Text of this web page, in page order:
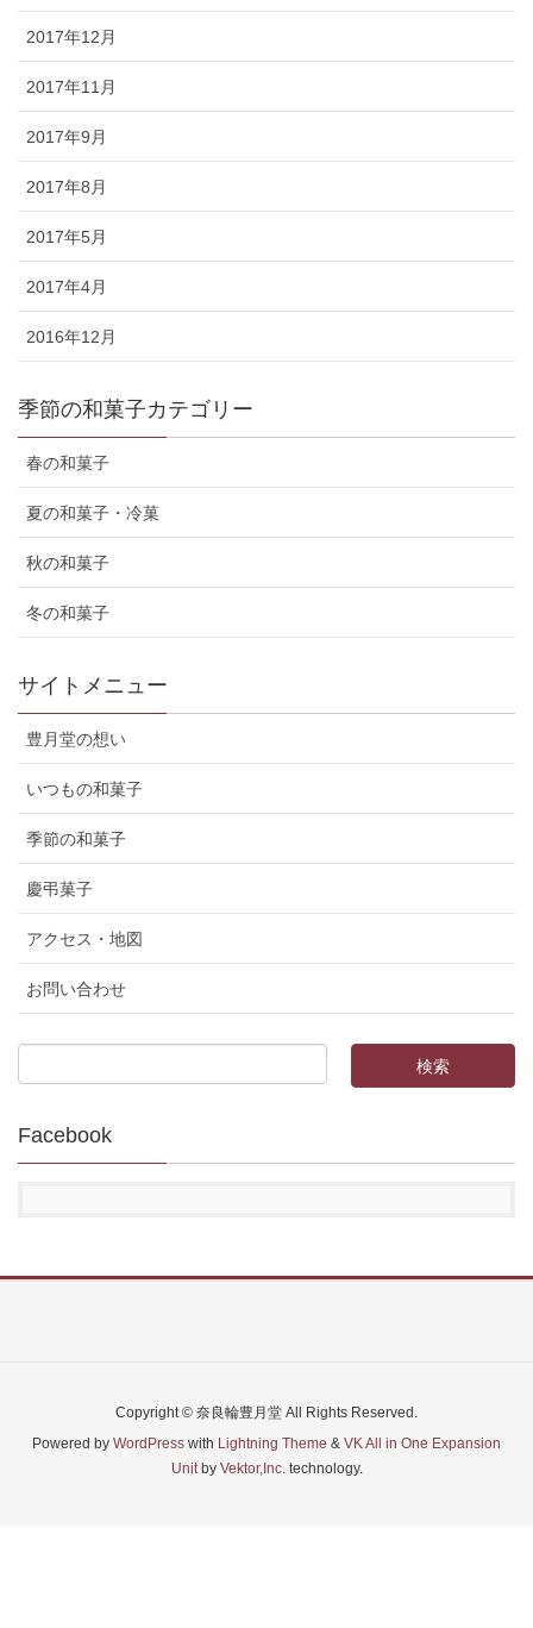
2017年12月
2017年11月
2017年9月
2017年8月
2017年5月
2017年4月
2016年12月
季節の和菓子カテゴリー
春の和菓子
夏の和菓子・冷菓
秋の和菓子
冬の和菓子
サイトメニュー
豊月堂の想い
いつもの和菓子
季節の和菓子
慶弔菓子
アクセス・地図
お問い合わせ
Facebook
Copyright © 奈良輪豊月堂 All Rights Reserved.
Powered by WordPress with Lightning Theme & VK All in One Expansion
Unitby Vektor,Inc.technology.